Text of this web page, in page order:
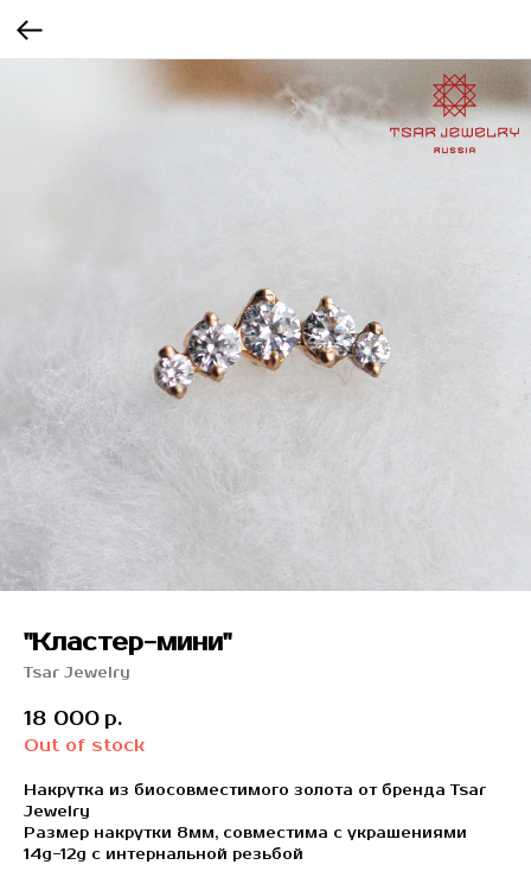
"Кластер-мини"
Tsar Jewelry
18 000 р.
Out of stock
Накрутка из биосовместимого золота от бренда Tsar
Jewelry
Размер накрутки 8мм, совместима с украшениями
14g-12g с интернальной резьбой